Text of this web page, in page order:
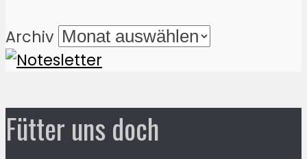
Archiv
Fütter uns doch